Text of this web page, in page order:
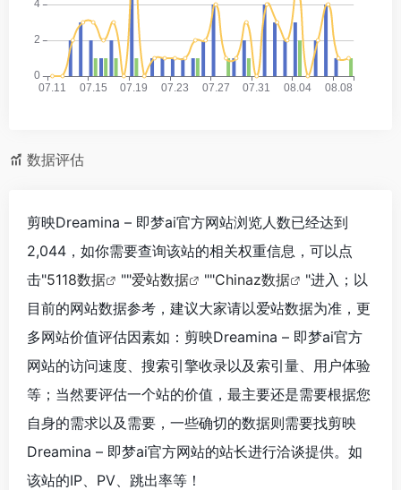
数据评估
剪映Dreamina – 即梦ai官方网站浏览人数已经达到
2,044，如你需要查询该站的相关权重信息，可以点
击"5118数据 ""爱站数据 ""Chinaz数据
"进入；以
目前的网站数据参考，建议大家请以爱站数据为准，更
多网站价值评估因素如：剪映Dreamina – 即梦ai官方
网站的访问速度、搜索引擎收录以及索引量、用户体验
等；当然要评估一个站的价值，最主要还是需要根据您
自身的需求以及需要，一些确切的数据则需要找剪映
Dreamina – 即梦ai官方网站的站长进行洽谈提供。如
该站的IP、PV、跳出率等！